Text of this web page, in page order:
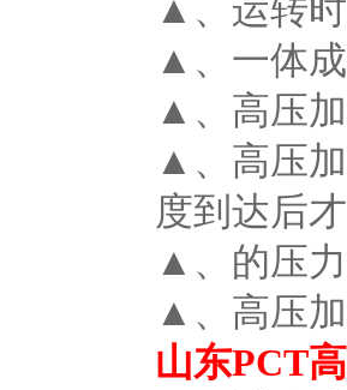
▲、运转
▲、一体
▲、高压
▲、高压
度到达后
▲、的压
▲、高压
山东PCT